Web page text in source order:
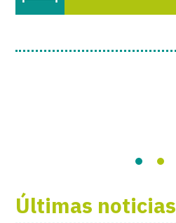
Últimas noticias